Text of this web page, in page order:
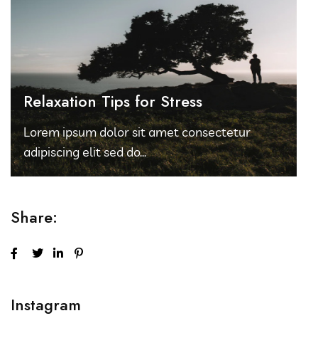
Relaxation Tips for Stress
Lorem ipsum dolor sit amet consectetur
adipiscing elit sed do...
Share:
Instagram